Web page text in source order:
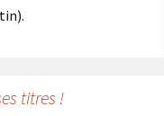
titres !